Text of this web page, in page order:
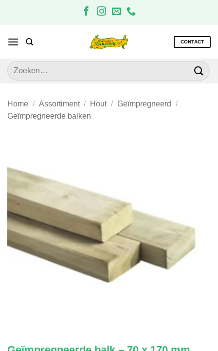
CONTACT
Zoeken
naar:
Home / Assortiment / Hout / Geïmpregneerd
/
Geïmpregneerde balken